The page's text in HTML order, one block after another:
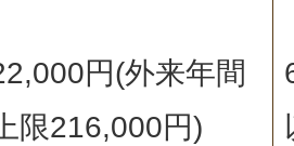
円(外来年間
限216,000円)